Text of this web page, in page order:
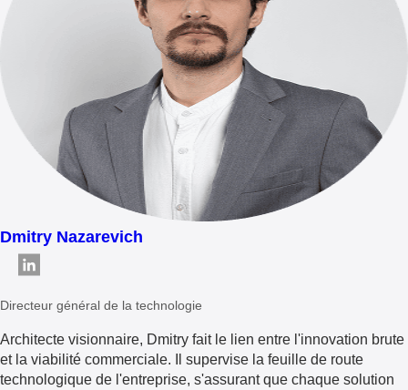
Dmitry Nazarevich
Directeur général de la technologie
Architecte visionnaire, Dmitry fait le lien entre l'innovation brute
et la viabilité commerciale. Il supervise la feuille de route
technologique de l'entreprise, s'assurant que chaque solution